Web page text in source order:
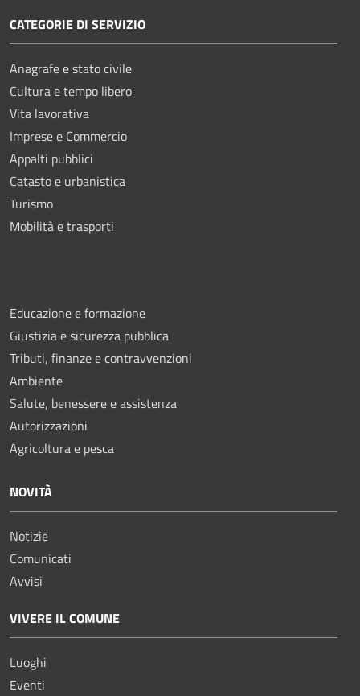
CATEGORIE DI SERVIZIO
Anagrafe e stato civile
Cultura e tempo libero
Vita lavorativa
Imprese e Commercio
Appalti pubblici
Catasto e urbanistica
Turismo
Mobilità e trasporti
Educazione e formazione
Giustizia e sicurezza pubblica
Tributi, finanze e contravvenzioni
Ambiente
Salute, benessere e assistenza
Autorizzazioni
Agricoltura e pesca
NOVITÀ
Notizie
Comunicati
Avvisi
VIVERE IL COMUNE
Luoghi
Eventi